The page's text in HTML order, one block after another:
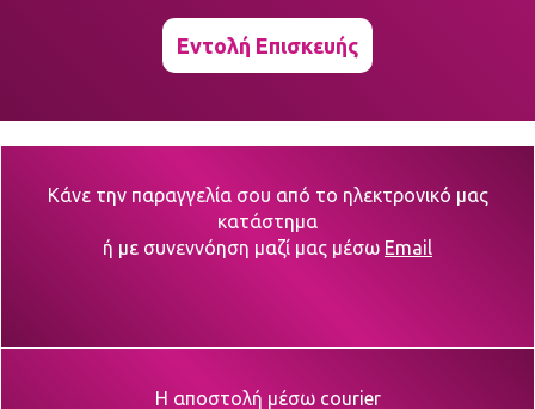
Εντολή Επισκευής
Κάνε την παραγγελία σου από το ηλεκτρονικό μας
κατάστημα
ή με συνεννόηση μαζί μας μέσω Email
Η αποστολή μέσω courier